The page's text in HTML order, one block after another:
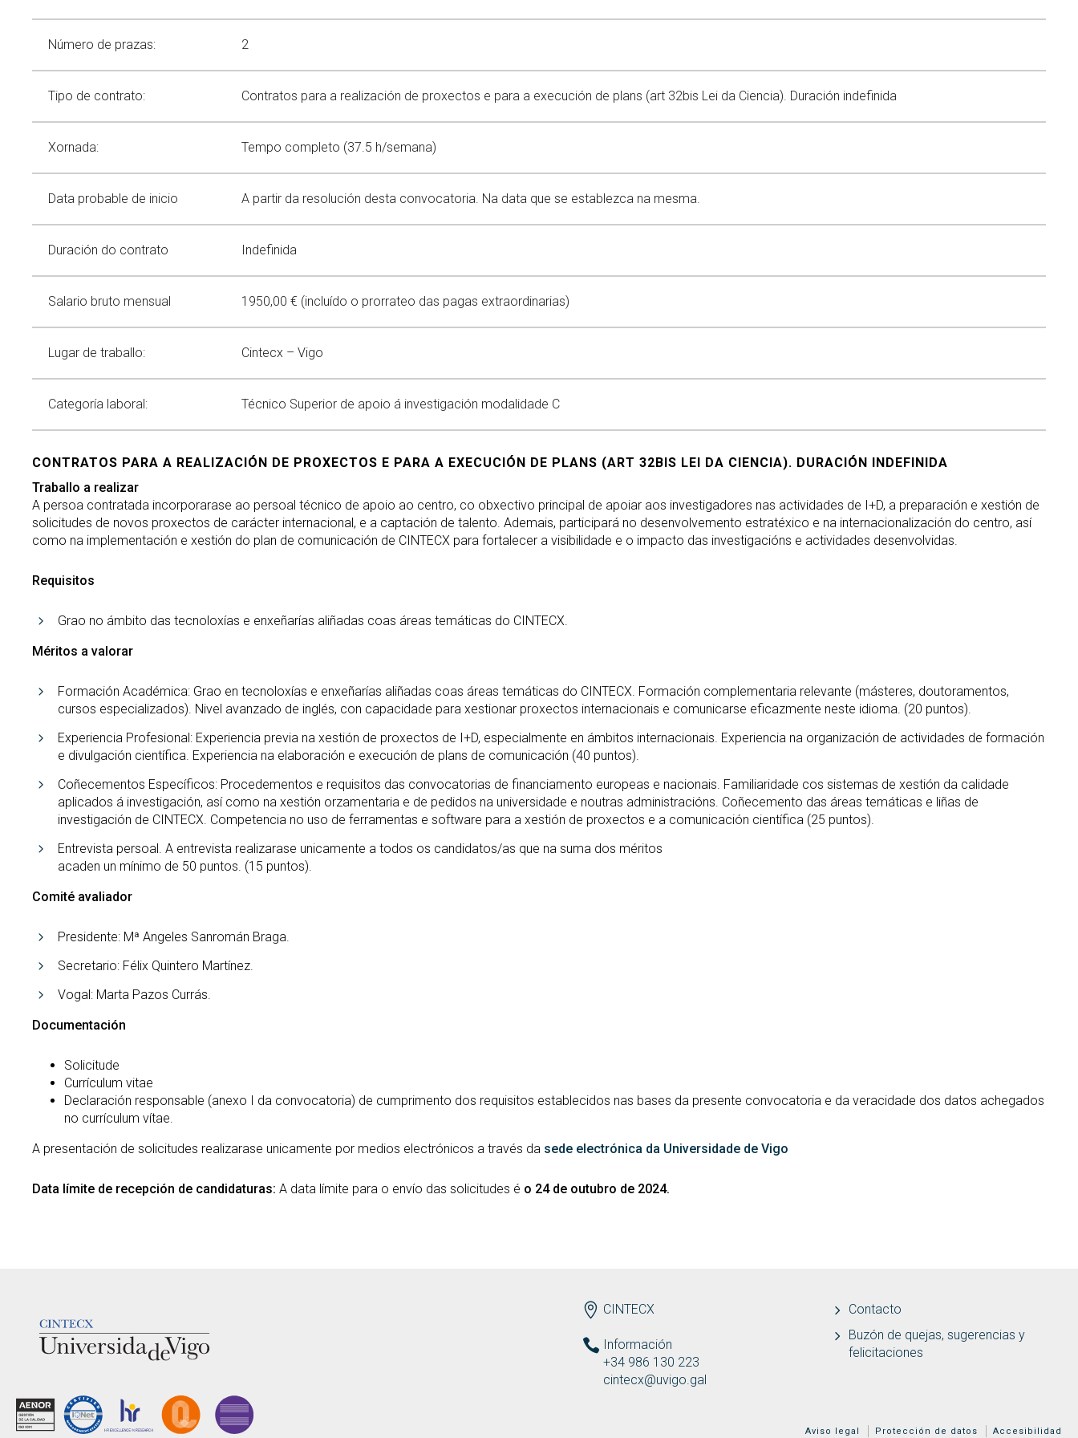
Spin offs
Noticias
Calendario
Política de Igualdad
Igualdad en la investigación
Igualdad en CINTECX
Search
Buscar
por:
Número de prazas: 2
Tipo de contrato: Contratos para a realización de proxectos e para a execución de plans (art 32bis Lei da Ciencia). Duración indefinida
Xornada: Tempo completo (37.5 h/semana)
Data probable de inicio A partir da resolución desta convocatoria. Na data que se establezca na mesma.
Duración do contrato Indefinida
Salario bruto mensual 1950,00 € (incluído o prorrateo das pagas extraordinarias)
Lugar de traballo: Cintecx – Vigo
Categoría laboral: Técnico Superior de apoio á investigación modalidade C
CONTRATOS PARA A REALIZACIÓN DE PROXECTOS E PARA A EXECUCIÓN DE PLANS (ART 32BIS LEI DA CIENCIA). DURACIÓN INDEFINIDA
Traballo a realizar
A persoa contratada incorporarase ao persoal técnico de apoio ao centro, co obxectivo principal de apoiar aos investigadores nas actividades de I+D, a preparación e xestión de
solicitudes de novos proxectos de carácter internacional, e a captación de talento. Ademais, participará no desenvolvemento estratéxico e na internacionalización do centro, así
como na implementación e xestión do plan de comunicación de CINTECX para fortalecer a visibilidade e o impacto das investigacións e actividades desenvolvidas.
Requisitos
Grao no ámbito das tecnoloxías e enxeñarías aliñadas coas áreas temáticas do CINTECX.
Méritos a valorar
Formación Académica: Grao en tecnoloxías e enxeñarías aliñadas coas áreas temáticas do CINTECX. Formación complementaria relevante (másteres, doutoramentos,
cursos especializados). Nivel avanzado de inglés, con capacidade para xestionar proxectos internacionais e comunicarse eficazmente neste idioma. (20 puntos).
Experiencia Profesional: Experiencia previa na xestión de proxectos de I+D, especialmente en ámbitos internacionais. Experiencia na organización de actividades de formación
e divulgación científica. Experiencia na elaboración e execución de plans de comunicación (40 puntos).
Coñecementos Específicos: Procedementos e requisitos das convocatorias de financiamento europeas e nacionais. Familiaridade cos sistemas de xestión da calidade
aplicados á investigación, así como na xestión orzamentaria e de pedidos na universidade e noutras administracións. Coñecemento das áreas temáticas e liñas de
investigación de CINTECX. Competencia no uso de ferramentas e software para a xestión de proxectos e a comunicación científica (25 puntos).
Entrevista persoal. A entrevista realizarase unicamente a todos os candidatos/as que na suma dos méritos
acaden un mínimo de 50 puntos. (15 puntos).
Comité avaliador
Presidente: Mª Angeles Sanromán Braga.
Secretario: Félix Quintero Martínez.
Vogal: Marta Pazos Currás.
Documentación
Solicitude
Currículum vitae
Declaración responsable (anexo I da convocatoria) de cumprimento dos requisitos establecidos nas bases da presente convocatoria e da veracidade dos datos achegados
no currículum vítae.
A presentación de solicitudes realizarase unicamente por medios electrónicos a través da sede electrónica da Universidade de Vigo
Data límite de recepción de candidaturas: A data límite para o envío das solicitudes é o 24 de outubro de 2024.
ENDEREZO ES
CINTECX
Información
+34 986 130 223
cintecx@uvigo.gal
Contacto
Buzón de quejas, sugerencias y
felicitaciones
MENÚ ADICIONAL
Aviso legal Protección de datos Accesibilidad